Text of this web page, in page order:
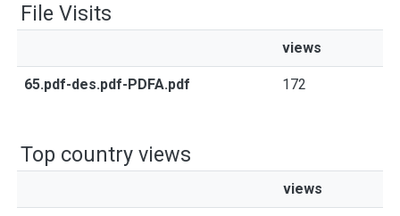
File Visits
views
65.pdf-des.pdf-PDFA.pdf 172
Top country views
views